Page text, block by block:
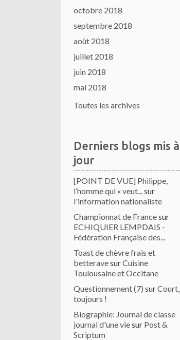
octobre 2018
septembre 2018
août 2018
juillet 2018
juin 2018
mai 2018
Toutes les archives
Derniers blogs mis à
jour
[POINT DE VUE] Philippe,
l’homme qui « veut...sur
l'information nationaliste
Championnat de Francesur
ECHIQUIER LEMPDAIS -
Fédération Française des...
Toast de chèvre frais et
betteravesurCuisine
Toulousaine et Occitane
Questionnement (7) surCourt,
toujours !
Biographie: Journal de classe
journal d'une viesur Post &
Scriptum